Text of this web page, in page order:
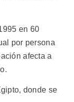
en 60
por persona
afecta a
donde se